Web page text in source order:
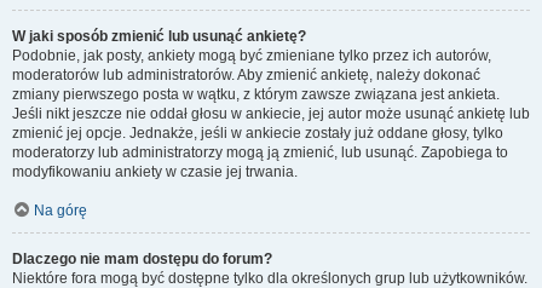
W jaki sposób zmienić lub usunąć ankietę?
Podobnie, jak posty, ankiety mogą być zmieniane tylko przez ich autorów,
moderatorów lub administratorów. Aby zmienić ankietę, należy dokonać
zmiany pierwszego posta w wątku, z którym zawsze związana jest ankieta.
Jeśli nikt jeszcze nie oddał głosu w ankiecie, jej autor może usunąć ankietę lub
zmienić jej opcje. Jednakże, jeśli w ankiecie zostały już oddane głosy, tylko
moderatorzy lub administratorzy mogą ją zmienić, lub usunąć. Zapobiega to
modyfikowaniu ankiety w czasie jej trwania.
Na górę
Dlaczego nie mam dostępu do forum?
Niektóre fora mogą być dostępne tylko dla określonych grup lub użytkowników.